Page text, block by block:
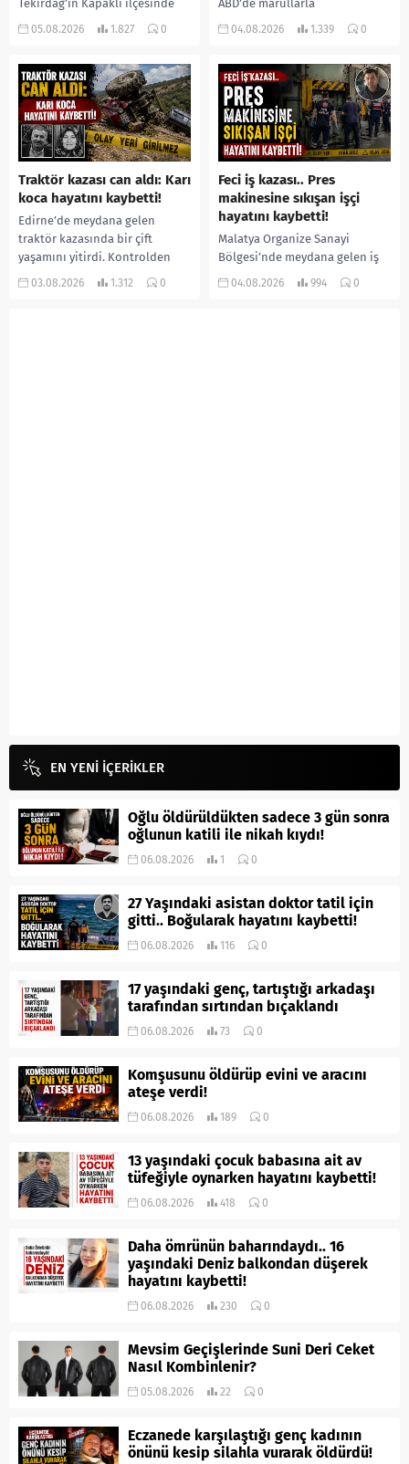
Tekirdağ’ın Kapaklı ilçesinde
bir kişiyi, arkadaşının eşiyle
kadın kıyafetleri giydirdiği,
özür videosu çektirip...
05.08.2026 1.827 0
ABD’de marullarla
ilişkilendirilen siklospora
salgında vaka sayısının 20 bini
aştığı belirtilirken, sağlık...
04.08.2026 1.339 0
Traktör kazası can aldı: Karı
koca hayatını kaybetti!
Edirne’de meydana gelen
traktör kazasında bir çift
yaşamını yitirdi. Kontrolden
çıkarak devrilen traktörün
03.08.2026 1.312 0
Feci iş kazası.. Pres
makinesine sıkışan işçi
hayatını kaybetti!
Malatya Organize Sanayi
Bölgesi’nde meydana gelen iş
kazasında, pres makinesine
04.08.2026 994 0
EN YENİ İÇERİKLER
Oğlu öldürüldükten sadece 3 gün sonra
oğlunun katili ile nikah kıydı!
06.08.2026 1 0
27 Yaşındaki asistan doktor tatil için
gitti.. Boğularak hayatını kaybetti!
06.08.2026 116 0
17 yaşındaki genç, tartıştığı arkadaşı
tarafından sırtından bıçaklandı
06.08.2026 73 0
Komşusunu öldürüp evini ve aracını
ateşe verdi!
06.08.2026 189 0
13 yaşındaki çocuk babasına ait av
tüfeğiyle oynarken hayatını kaybetti!
06.08.2026 418 0
Daha ömrünün baharındaydı.. 16
yaşındaki Deniz balkondan düşerek
hayatını kaybetti!
06.08.2026 230 0
Mevsim Geçişlerinde Suni Deri Ceket
Nasıl Kombinlenir?
05.08.2026 22 0
Eczanede karşılaştığı genç kadının
önünü kesip silahla vurarak öldürdü!